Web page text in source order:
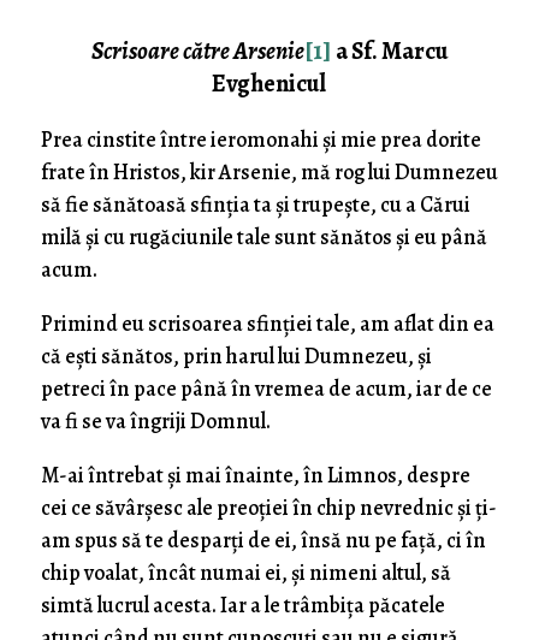
Scrisoare către Arsenie[1] a Sf. Marcu
Evghenicul
Prea cinstite între ieromonahi și mie prea dorite
frate în Hristos, kir Arsenie, mă rog lui Dumnezeu
să fie sănătoasă sfinția ta și trupește, cu a Cărui
milă și cu rugăciunile tale sunt sănătos și eu până
acum.
Primind eu scrisoarea sfinției tale, am aflat din ea
că ești sănătos, prin harul lui Dumnezeu, și
petreci în pace până în vremea de acum, iar de ce
va fi se va îngriji Domnul.
M-ai întrebat și mai înainte, în Limnos, despre
cei ce săvârșesc ale preoției în chip nevrednic și ți-
am spus să te desparți de ei, însă nu pe față, ci în
chip voalat, încât numai ei, și nimeni altul, să
simtă lucrul acesta. Iar a le trâmbița păcatele